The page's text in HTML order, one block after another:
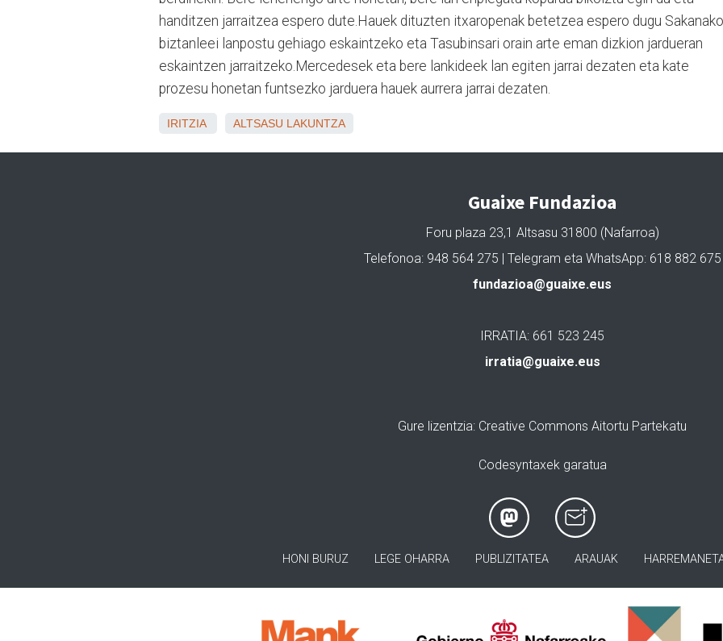
handitzen jarraitzea espero dute.Hauek dituzten itxaropenak betetzea espero dugu Sakanako
biztanleei lanpostu gehiago eskaintzeko eta Tasubinsari orain arte eman dizkion jardueran
eskaintzen jarraitzeko.Mercedesek eta bere lankideek lan egiten jarrai dezaten eta kate
prozesu honetan funtsezko jarduera hauek aurrera jarrai dezaten.
IRITZIA ALTSASU LAKUNTZA
Guaixe Fundazioa
Foru plaza 23,1 Altsasu 31800 (Nafarroa)
Telefonoa: 948 564 275 | Telegram eta WhatsApp: 618 882 675
fundazioa@guaixe.eus
IRRATIA: 661 523 245
irratia@guaixe.eus
Gure lizentzia: Creative Commons Aitortu Partekatu
Codesyntaxek garatua
HONI BURUZ LEGE OHARRA PUBLIZITATEA ARAUAK